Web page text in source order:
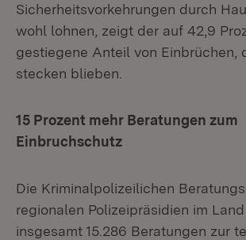
Sicherheitsvorkehrungen durch
wohl lohnen, zeigt der auf 42,9
gestiegene Anteil von Einbrüchen,
stecken blieben.
15 Prozent mehr Beratungen zum
Einbruchschutz
Die Kriminalpolizeilichen
regionalen Polizeipräsidien im
insgesamt 15.286 Beratungen zur